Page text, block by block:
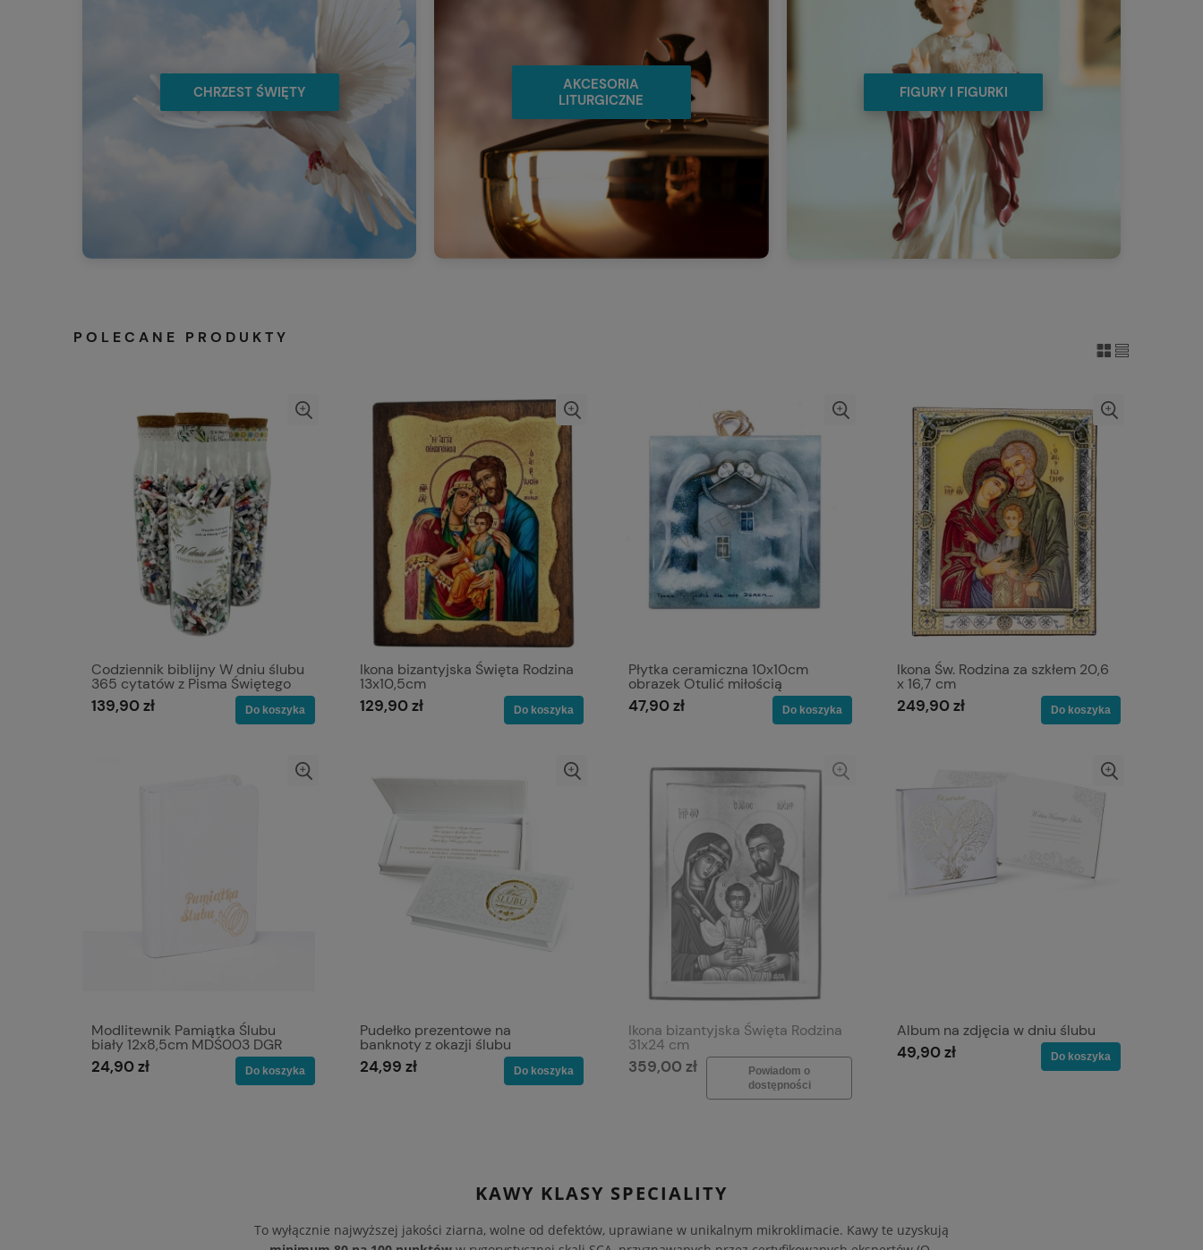
CHRZEST ŚWIĘTY
AKCESORIA
LITURGICZNE
FIGURY I FIGURKI
POLECANE PRODUKTY
Codziennik biblijny W dniu ślubu
365 cytatów z Pisma Świętego
139,90 zł Do koszyka
Ikona bizantyjska Święta Rodzina
13x10,5cm
129,90 zł Do koszyka
Płytka ceramiczna 10x10cm
obrazek Otulić miłością
47,90 zł Do koszyka
Ikona Św. Rodzina za szkłem 20,6
x 16,7 cm
249,90 zł Do koszyka
Modlitewnik Pamiątka Ślubu
biały 12x8,5cm MDŚ003 DGR
24,90 zł Do koszyka
Pudełko prezentowe na
banknoty z okazji ślubu
24,99 zł Do koszyka
Ikona bizantyjska Święta Rodzina
31x24 cm
359,00 zł
Powiadom o
dostępności
Album na zdjęcia w dniu ślubu
49,90 zł Do koszyka
KAWY KLASY SPECIALITY
To wyłącznie najwyższej jakości ziarna, wolne od defektów, uprawiane w unikalnym mikroklimacie. Kawy te uzyskują